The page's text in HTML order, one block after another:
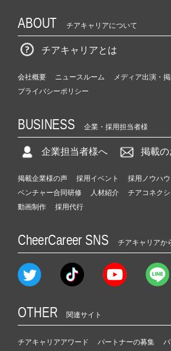
ABOUT チアキャリアについて
チアキャリアとは
会社概要 ニュースルーム
メディア出演・
プライバシーポリシー
BUSINESS 企業・採用担当者様
企業担当者様へ 掲載
掲載企業様の声 採用イベント 採用ノウハウ
ベンチャー合同研修
人材紹介 チアコネク
動画制作
採用代行
CheerCareer SNS チアキャリアか
OTHER 関連サイト
チアキャリアアワード パートナーの募集